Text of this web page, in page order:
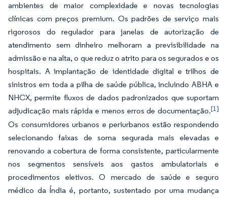
ambientes de maior complexidade e novas tecnologias
clínicas com preços premium. Os padrões de serviço mais
rigorosos do regulador para janelas de autorização de
atendimento sem dinheiro melhoram a previsibilidade na
admissão e na alta, o que reduz o atrito para os segurados e os
hospitais. A implantação de identidade digital e trilhos de
sinistros em toda a pilha de saúde pública, incluindo ABHA e
NHCX, permite fluxos de dados padronizados que suportam
adjudicação mais rápida e menos erros de documentação.[1]
Os consumidores urbanos e periurbanos estão respondendo
selecionando faixas de soma segurada mais elevadas e
renovando a cobertura de forma consistente, particularmente
nos segmentos sensíveis aos gastos ambulatoriais e
procedimentos eletivos. O mercado de saúde e seguro
médico da Índia é, portanto, sustentado por uma mudança